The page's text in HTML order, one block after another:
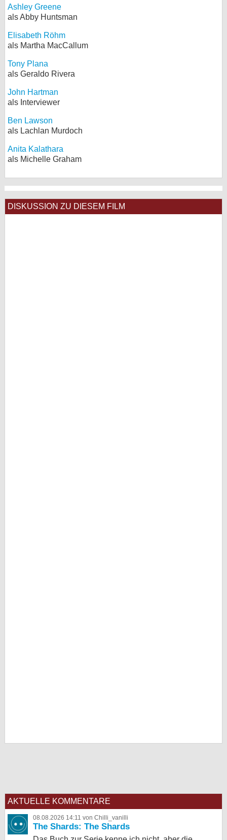
Ashley Greene
als Abby Huntsman
Elisabeth Röhm
als Martha MacCallum
Tony Plana
als Geraldo Rivera
John Hartman
als Interviewer
Ben Lawson
als Lachlan Murdoch
Anita Kalathara
als Michelle Graham
DISKUSSION ZU DIESEM FILM
AKTUELLE KOMMENTARE
08.08.2026 14:11 von Chilli_vanilli
The Shards: The Shards